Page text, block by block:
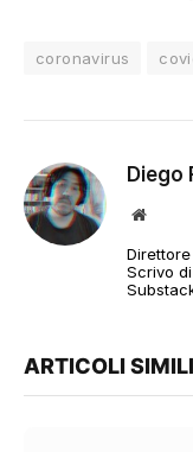
coronavirus
Diego
Sito
Scrivo
ARTICOLI SIMILI